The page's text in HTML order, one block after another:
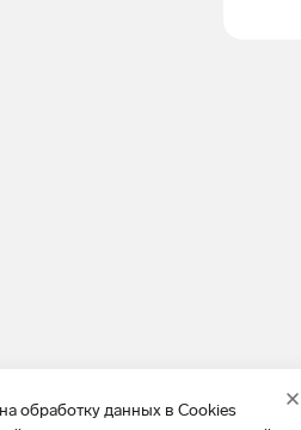
обработку данных в Cookies